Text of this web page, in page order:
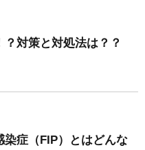
対策と対処法は？？
染症（FIP）とはどんな